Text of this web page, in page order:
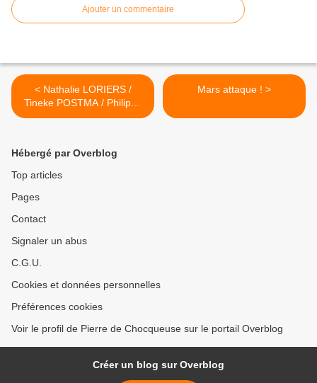
Ajouter un commentaire
< Nathalie LORIERS /
Tineke POSTMA / Philippe
AERTS :
Mars attaque ! >
Hébergé par Overblog
Top articles
Pages
Contact
Signaler un abus
C.G.U.
Cookies et données personnelles
Préférences cookies
Voir le profil de Pierre de Chocqueuse sur le portail Overblog
Créer un blog sur Overblog